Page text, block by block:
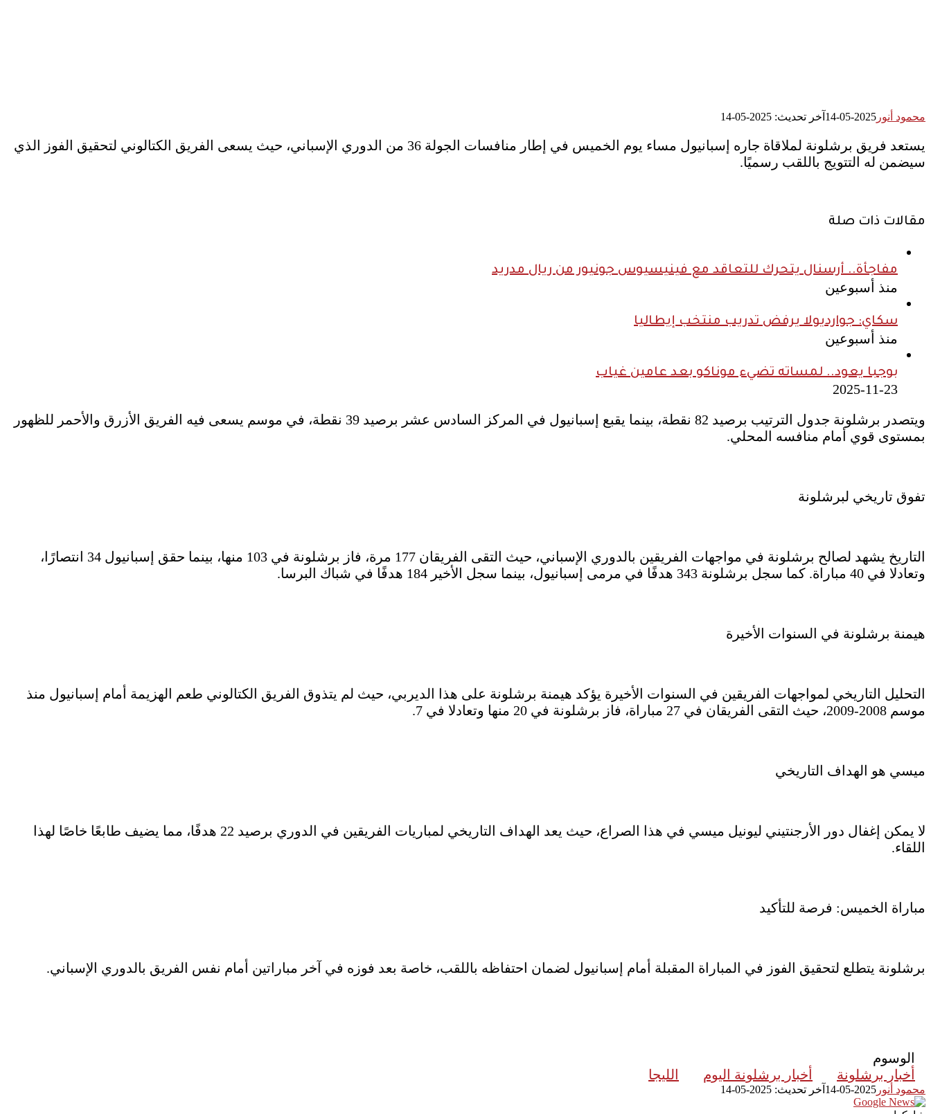
محمود أنور 2025-05-14 آخر تحديث: 2025-05-14
يستعد فريق برشلونة لملاقاة جاره إسبانيول مساء يوم الخميس في إطار منافسات الجولة 36 من الدوري الإسباني، حيث يسعى الفريق الكتالوني لتحقيق الفوز الذي
سيضمن له التتويج باللقب رسميًا.
مقالات ذات صلة
مفاجأة.. أرسنال يتحرك للتعاقد مع فينيسيوس جونيور من ريال مدريد
منذ أسبوعين
سكاي: جوارديولا يرفض تدريب منتخب إيطاليا
منذ أسبوعين
بوجبا يعود.. لمساته تضيء موناكو بعد عامين غياب
2025-11-23
ويتصدر برشلونة جدول الترتيب برصيد 82 نقطة، بينما يقبع إسبانيول في المركز السادس عشر برصيد 39 نقطة، في موسم يسعى فيه الفريق الأزرق والأحمر للظهور
بمستوى قوي أمام منافسه المحلي.
تفوق تاريخي لبرشلونة
التاريخ يشهد لصالح برشلونة في مواجهات الفريقين بالدوري الإسباني، حيث التقى الفريقان 177 مرة، فاز برشلونة في 103 منها، بينما حقق إسبانيول 34 انتصارًا،
وتعادلا في 40 مباراة. كما سجل برشلونة 343 هدفًا في مرمى إسبانيول، بينما سجل الأخير 184 هدفًا في شباك البرسا.
هيمنة برشلونة في السنوات الأخيرة
التحليل التاريخي لمواجهات الفريقين في السنوات الأخيرة يؤكد هيمنة برشلونة على هذا الديربي، حيث لم يتذوق الفريق الكتالوني طعم الهزيمة أمام إسبانيول منذ
موسم 2008-2009، حيث التقى الفريقان في 27 مباراة، فاز برشلونة في 20 منها وتعادلا في 7.
ميسي هو الهداف التاريخي
لا يمكن إغفال دور الأرجنتيني ليونيل ميسي في هذا الصراع، حيث يعد الهداف التاريخي لمباريات الفريقين في الدوري برصيد 22 هدفًا، مما يضيف طابعًا خاصًا لهذا
اللقاء.
مباراة الخميس: فرصة للتأكيد
برشلونة يتطلع لتحقيق الفوز في المباراة المقبلة أمام إسبانيول لضمان احتفاظه باللقب، خاصة بعد فوزه في آخر مباراتين أمام نفس الفريق بالدوري الإسباني.
الوسوم
أخبار برشلونة
أخبار برشلونة اليوم الليجا
محمود أنور 2025-05-14 آخر تحديث: 2025-05-14